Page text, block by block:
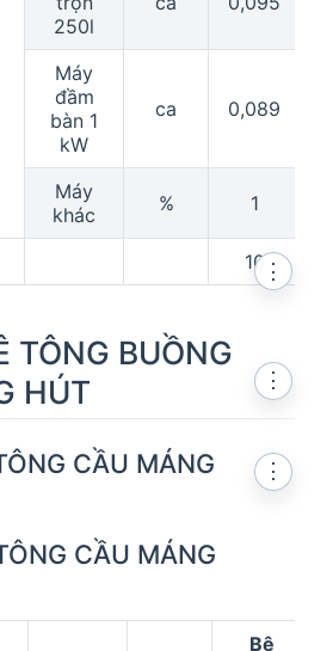
250l
Máy
đầm
bàn 1
kW
ca 0,089
Máy
khác
% 1
10
TÔNG BUỒNG
HÚT
⋮
CẦU MÁNG
⋮
CẦU MÁNG
⋮
Bê